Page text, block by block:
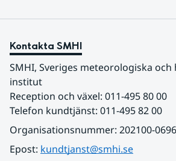
Kontakta SMHI
SMHI, Sveriges meteorologiska
institut
Reception och växel: 011-495 80 00
Telefon kundtjänst: 011-495 82 00
Organisationsnummer: 202100-0696
Epost: kundtjanst@smhi.se